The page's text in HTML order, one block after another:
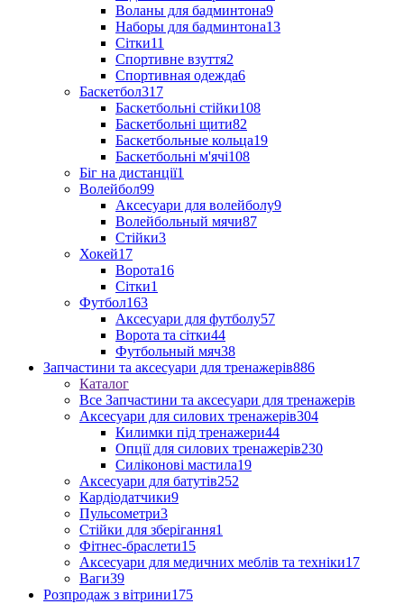
Воланы для бадминтона9
Наборы для бадминтона13
Сітки11
Спортивне взуття2
Спортивная одежда6
Баскетбол317
Баскетбольні стійки108
Баскетбольні щити82
Баскетбольные кольца19
Баскетбольні м'ячі108
Біг на дистанції1
Волейбол99
Аксесуари для волейболу9
Волейбольный мячи87
Стійки3
Хокей17
Ворота16
Сітки1
Футбол163
Аксесуари для футболу57
Ворота та сітки44
Футбольный мяч38
Запчастини та аксесуари для тренажерів886
Каталог
Все Запчастини та аксесуари для тренажерів
Аксесуари для силових тренажерів304
Килимки під тренажери44
Опції для силових тренажерів230
Силіконові мастила19
Аксесуари для батутів252
Кардіодатчики9
Пульсометри3
Стійки для зберігання1
Фітнес-браслети15
Аксесуари для медичних меблів та техніки17
Ваги39
Розпродаж з вітрини175